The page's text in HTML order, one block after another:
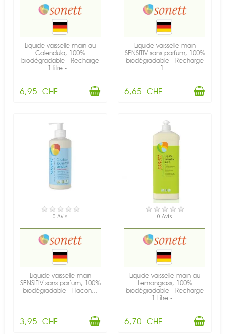
Liquide vaisselle main au
Calendula, 100%
biodégradable - Recharge
1 litre -...
6,95 CHF
Liquide vaisselle main
SENSITIV sans parfum, 100%
biodégradable - Recharge
1...
6,65 CHF
EN STOCK
0 Avis
Liquide vaisselle main
SENSITIV sans parfum, 100%
biodégradable - Flacon...
3,95 CHF
EN STOCK
0 Avis
Liquide vaisselle main au
Lemongrass, 100%
biodégradable - Recharge
1 Litre -...
6,70 CHF